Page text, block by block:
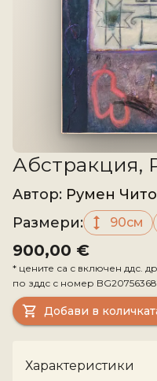
Абстракция,
Aвтор: Румен
Размери: 90см
900,00 €
* цените са с включен ддс.
по зддс с номер
Добави в
Характеристики